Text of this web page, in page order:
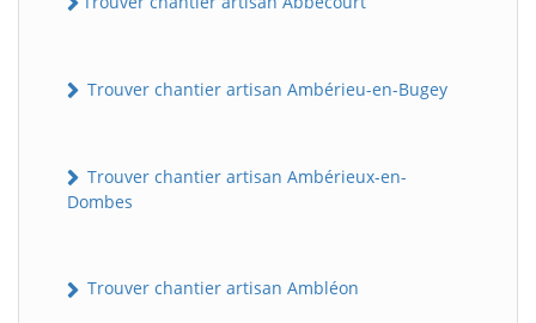
Trouver chantier artisan Ambérieu-en-Bugey
Trouver chantier artisan Ambérieux-en-
Dombes
Trouver chantier artisan Ambléon